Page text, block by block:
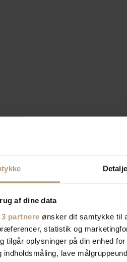
af dine data
partnere ønsker dit samtykke til
statistik og
tilgår oplysninger på din enhed
indholdsmåling, lave
(læs mere)